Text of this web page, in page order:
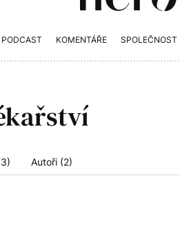
PODCAST KOMENTÁŘE SPOLEČNOST
Autoři (2)